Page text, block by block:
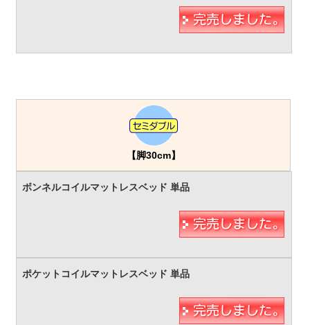
【脚30cm】